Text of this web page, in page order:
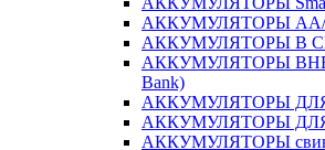
АККУМУЛЯТОРЫ АА/
АККУМУЛЯТОРЫ В
АККУМУЛЯТОРЫ
Bank)
АККУМУЛЯТОРЫ
АККУМУЛЯТОРЫ
АККУМУЛЯТОРЫ